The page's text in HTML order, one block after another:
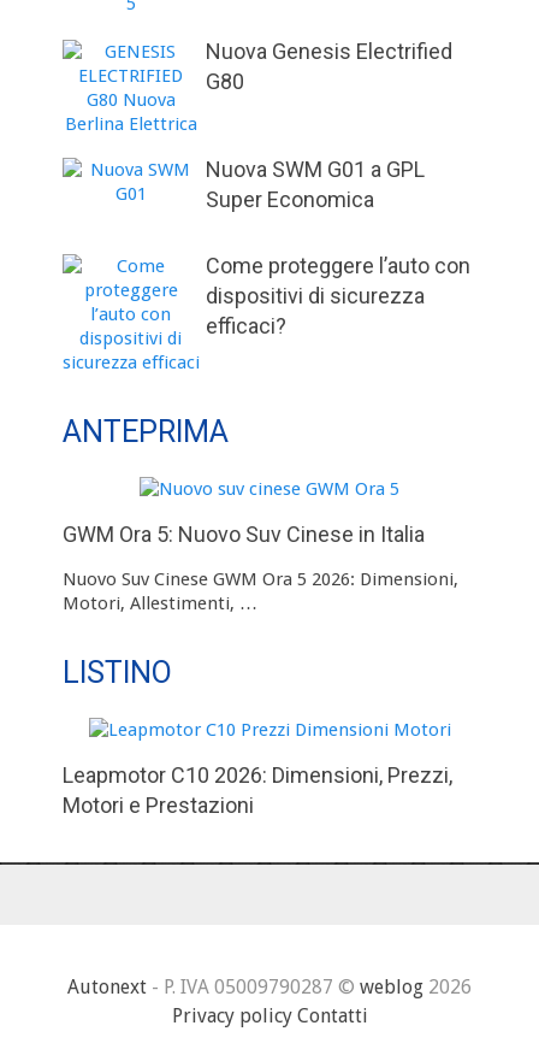
Nuova Genesis Electrified
G80
Nuova SWM G01 a GPL
Super Economica
Come proteggere l’auto con
dispositivi di sicurezza
efficaci?
ANTEPRIMA
GWM Ora 5: Nuovo Suv Cinese in Italia
Nuovo Suv Cinese GWM Ora 5 2026: Dimensioni,
Motori, Allestimenti, …
LISTINO
Leapmotor C10 2026: Dimensioni, Prezzi,
Motori e Prestazioni
Autonext - P. IVA 05009790287 © weblog 2026
Privacy policy Contatti